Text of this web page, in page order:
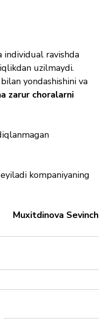
individual ravishda
uzilmaydi.
yondashishini va
zarur choralarni
kompaniyaning
Muxitdinova Sevinch